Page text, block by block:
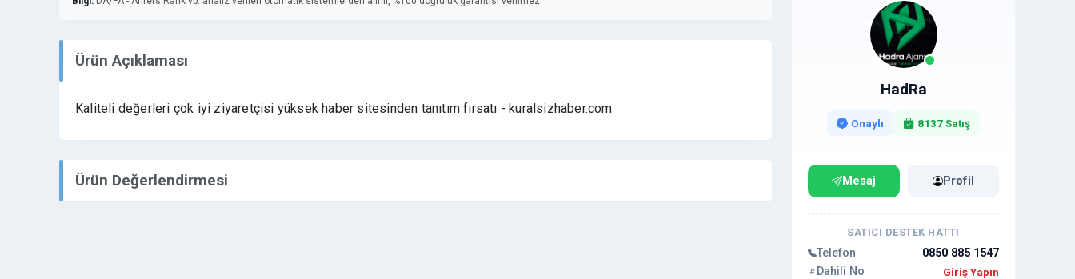
Ürün Açıklaması
Kaliteli değerleri çok iyi ziyaretçisi yüksek haber sitesinden tanıtım fırsatı - kuralsizhaber.com
Ürün Değerlendirmesi
HadRa
Onaylı 8137 Satış
Mesaj Profil
SATICI DESTEK HATTI
Telefon
0850 885 1547
Dahili No
Giriş Yapın